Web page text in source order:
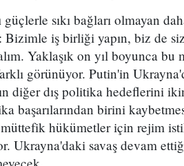
sıkı bağları olmayan
iş birliği yapın, biz de
Yaklaşık on yıl boyunca bu
görünüyor. Putin'in
diğer dış politika hedeflerini
başarılarından birini
hükümetler için rejim
Ukrayna'daki savaş devam